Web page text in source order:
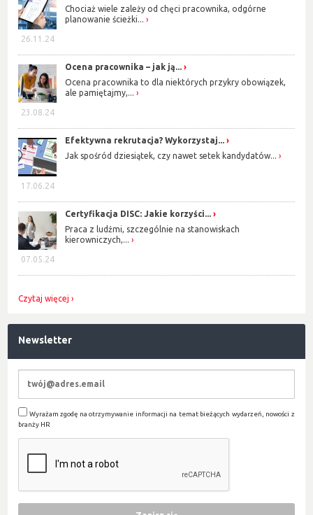
26.11.24
Chociaż wiele zależy od chęci pracownika, odgórne
planowanie ścieżki...
23.08.24
Ocena pracownika – jak ją...
Ocena pracownika to dla niektórych przykry obowiązek,
ale pamiętajmy,...
17.06.24
Efektywna rekrutacja? Wykorzystaj...
Jak spośród dziesiątek, czy nawet setek kandydatów...
07.05.24
Certyfikacja DISC: Jakie korzyści...
Praca z ludźmi, szczególnie na stanowiskach
kierowniczych,...
Czytaj więcej
Newsletter
Wyrażam zgodę na otrzymywanie informacji na temat bieżących wydarzeń, nowości z
branży HR